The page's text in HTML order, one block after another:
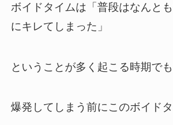
ボイドタイムは「普段はなんと
にキレてしまった」
ということが多く起こる時期でも
爆発してしまう前にこのボイド